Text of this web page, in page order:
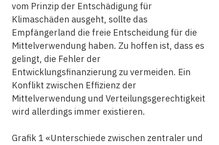
vom Prinzip der Entschädigung für
Klimaschäden ausgeht, sollte das
Empfängerland die freie Entscheidung für die
Mittelverwendung haben. Zu hoffen ist, dass es
gelingt, die Fehler der
Entwicklungsfinanzierung zu vermeiden. Ein
Konflikt zwischen Effizienz der
Mittelverwendung und Verteilungsgerechtigkeit
wird allerdings immer existieren.
Grafik 1 «Unterschiede zwischen zentraler und